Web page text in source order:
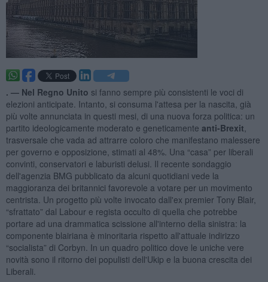
. — Nel Regno Unito si fanno sempre più consistenti le voci di
elezioni anticipate. Intanto, si consuma l'attesa per la nascita, già
più volte annunciata in questi mesi, di una nuova forza politica: un
partito ideologicamente moderato e geneticamente anti-Brexit
trasversale che vada ad attrarre coloro che manifestano malessere
per governo e opposizione, stimati al 48%. Una “casa” per liberali
convinti, conservatori e laburisti delusi. Il recente sondaggio
dell'agenzia BMG pubblicato da alcuni quotidiani vede la
maggioranza dei britannici favorevole a votare per un movimento
centrista. Un progetto più volte invocato dall'ex premier Tony Blair,
“sfrattato” dal Labour e regista occulto di quella che potrebbe
portare ad una drammatica scissione all'interno della sinistra: la
componente blairiana è minoritaria rispetto all'attuale indirizzo
“socialista” di Corbyn. In un quadro politico dove le uniche vere
novità sono il ritorno dei populisti dell'Ukip e la buona crescita dei
Liberali.